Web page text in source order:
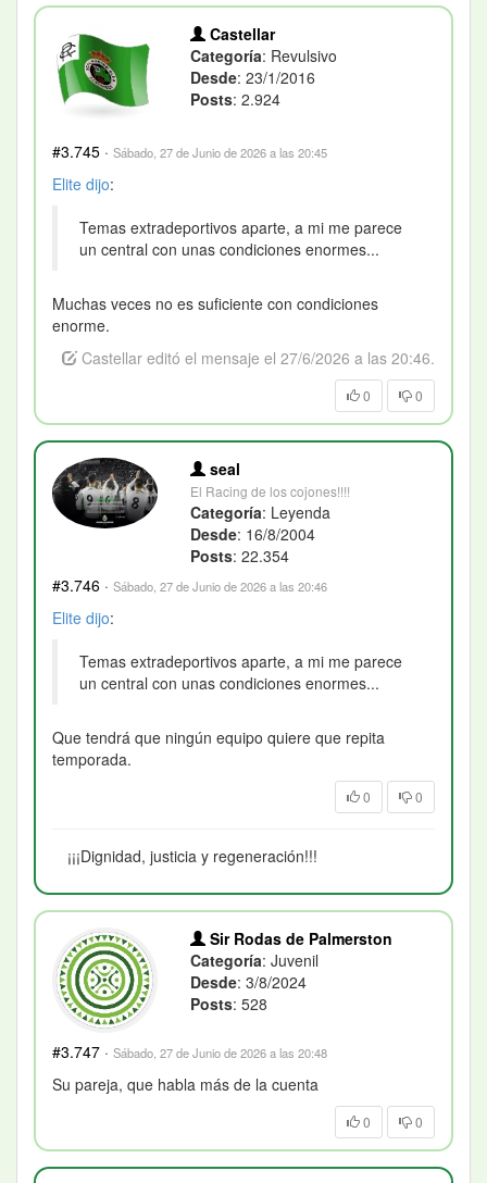
Castellar
Categoría: Revulsivo
Desde: 23/1/2016
Posts: 2.924
#3.745 · Sábado, 27 de Junio de 2026 a las 20:45
Elite dijo:
Temas extradeportivos aparte, a mi me parece
un central con unas condiciones enormes...
Muchas veces no es suficiente con condiciones
enorme.
Castellar editó el mensaje el 27/6/2026 a las 20:46.
0 0
seal
El Racing de los cojones!!!!
Categoría: Leyenda
Desde: 16/8/2004
Posts: 22.354
#3.746 · Sábado, 27 de Junio de 2026 a las 20:46
Elite dijo:
Temas extradeportivos aparte, a mi me parece
un central con unas condiciones enormes...
Que tendrá que ningún equipo quiere que repita
temporada.
0 0
¡¡¡Dignidad, justicia y regeneración!!!
Sir Rodas de Palmerston
Categoría: Juvenil
Desde: 3/8/2024
Posts: 528
#3.747 · Sábado, 27 de Junio de 2026 a las 20:48
Su pareja, que habla más de la cuenta
0 0